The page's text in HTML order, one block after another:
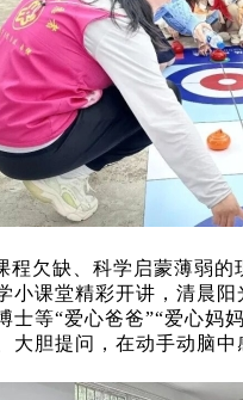
程欠缺、科学启蒙薄弱
小课堂精彩开讲，清晨
士等“爱心爸爸”“爱心
大胆提问，在动手动脑